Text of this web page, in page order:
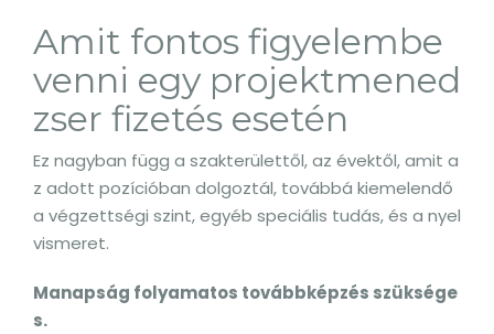
Amit fontos figyelembe
venni egy projektmened
zser fizetés esetén
Ez nagyban függ a szakterülettől, az évektől, amit a
z adott pozícióban dolgoztál, továbbá kiemelendő
a végzettségi szint, egyéb speciális tudás, és a nyel
vismeret.
Manapság folyamatos továbbképzés szüksége
s.